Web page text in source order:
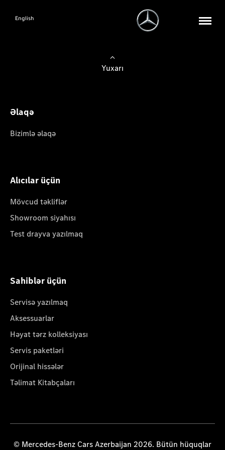
English
Yuxarı
Əlaqə
Bizimlə əlaqə
Alıcılar üçün
Mövcud təkliflər
Showroom siyahısı
Test drayva yazılmaq
Sahiblər üçün
Servisə yazılmaq
Aksessuarlar
Həyat tərz kolleksiyası
Servis paketləri
Orijinal hissələr
Təlimat Kitabçaları
© Mercedes-Benz Cars Azerbaijan 2026. Bütün hüquqlar